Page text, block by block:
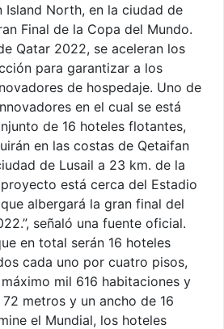
Island North, en la ciudad de
Final de la Copa del Mundo.
Qatar 2022, se aceleran los
para garantizar a los
de hospedaje. Uno de
en el cual se está
de 16 hoteles flotantes,
en las costas de Qetaifan
de Lusail a 23 km. de la
está cerca del Estadio
albergará la gran final del
señaló una fuente oficial.
en total serán 16 hoteles
cada uno por cuatro pisos,
mil 616 habitaciones y
metros y un ancho de 16
el Mundial, los hoteles